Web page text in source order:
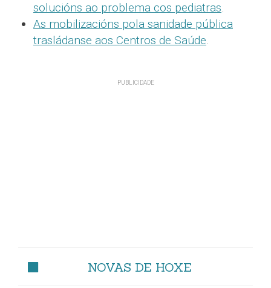
solucións ao problema cos pediatras.
As mobilizacións pola sanidade pública
trasládanse aos Centros de Saúde.
NOVAS DE HOXE